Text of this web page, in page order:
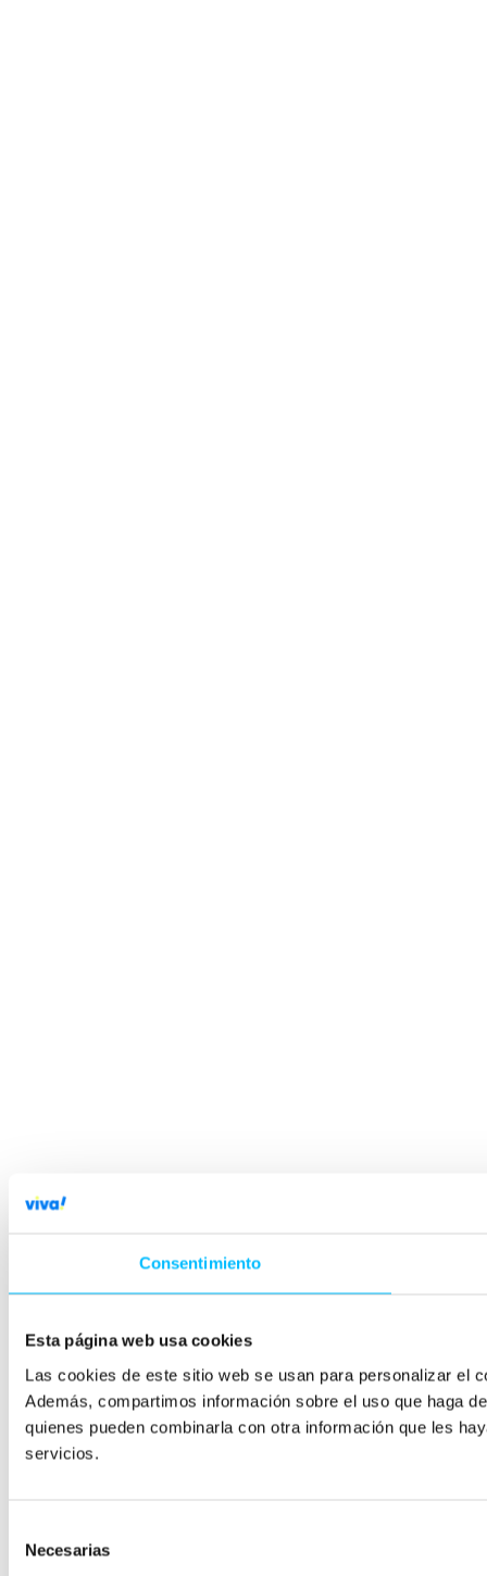
Consentimiento
Esta página web usa cookies
Las cookies de este sitio web se usan para personalizar el
Además, compartimos información sobre el uso que haga
quienes pueden combinarla con otra información que les
servicios.
Necesarias